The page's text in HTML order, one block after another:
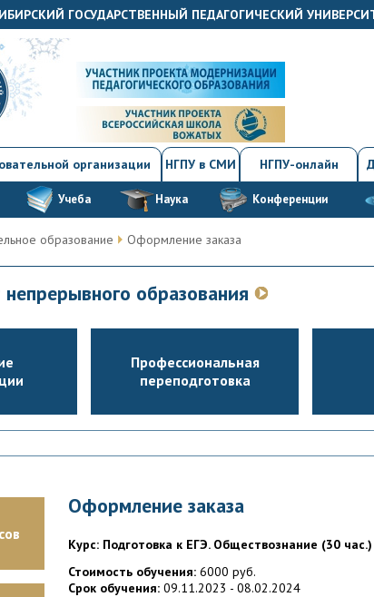
ГОСУДАРСТВЕННЫЙ ПЕДАГОГИЧЕСКИЙ
организации НГПУ в СМИ НГПУ-онлайн
Учеба Наука Конференции
образование Оформление заказа
непрерывного образования
Профессиональная
переподготовка
Оформление заказа
Курс: Подготовка к ЕГЭ. Обществознание (30 час.)
Стоимость обучения: 6000 руб.
Срок обучения: 09.11.2023 - 08.02.2024